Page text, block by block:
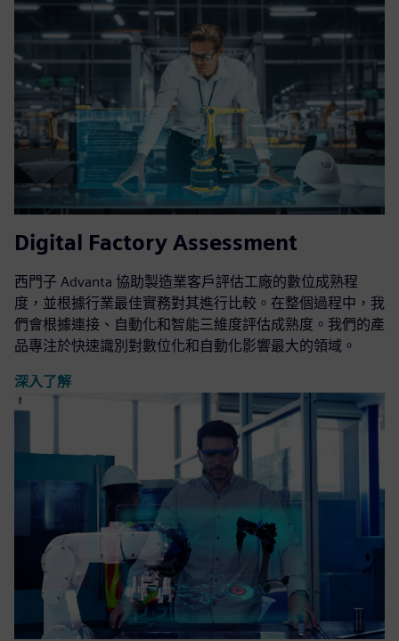
Digital Factory Assessment
西門子 Advanta 協助製造業客戶評估工廠的數位成熟程
度，並根據行業最佳實務對其進行比較。在整個過程中，我
們會根據連接、自動化和智能三維度評估成熟度。我們的產
品專注於快速識別對數位化和自動化影響最大的領域。
深入了解